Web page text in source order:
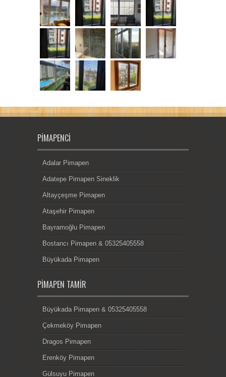
PIMAPENCI
Adalar Pimapen
Adatepe Pimapen Sineklik
Altayçeşme Pimapen
Ataşehir Pimapen
Bayramoğlu Pimapen
Bostancı Pimapen & 05325405558
Büyükada Pimapen
PIMAPEN TAMIR
Büyükada Pimapen & 05325405558
Çekmeköy Pimapen
Dragos Pimapen
Erenköy Pimapen
Gülsuyu Pimapen